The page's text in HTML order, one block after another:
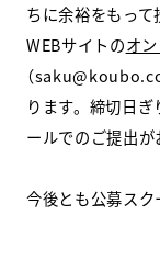
コンセプト
受講の流れ
ニュース
資料
ちに余裕をもって
WEBサイトのオ
（
ります。締切日
ールでのご提出が
今後とも公募スク